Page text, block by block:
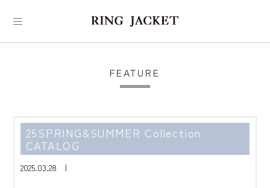
FEATURE
25SPRING&SUMMER Collection
CATALOG
2025.03.28 |